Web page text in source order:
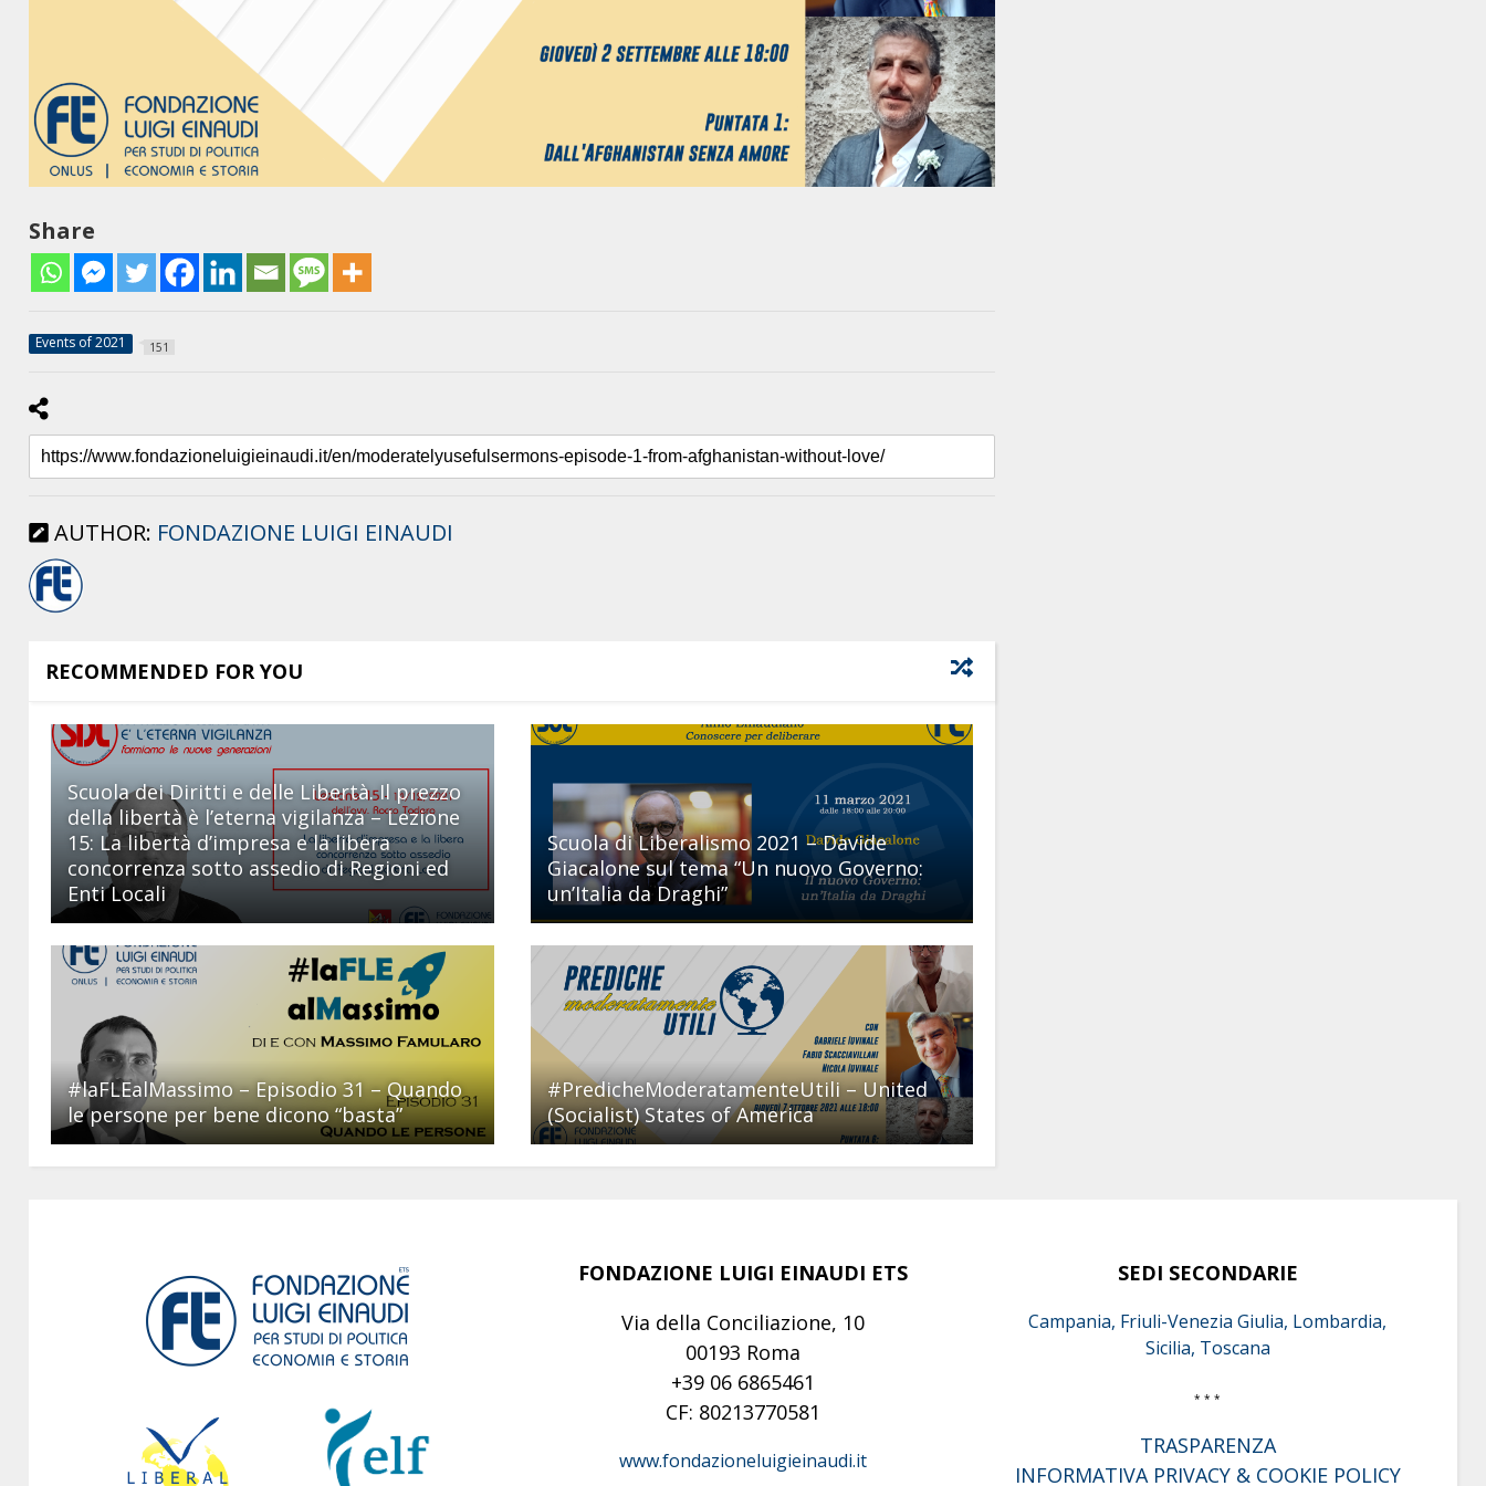
Share
Events of 2021 151
AUTHOR: FONDAZIONE LUIGI EINAUDI
RECOMMENDED FOR YOU
Scuola dei Diritti e delle Libertà. Il prezzo
della libertà è l’eterna vigilanza – Lezione
15: La libertà d’impresa e la libera
concorrenza sotto assedio di Regioni ed
Enti Locali
Scuola di Liberalismo 2021 – Davide
Giacalone sul tema “Un nuovo Governo:
un’Italia da Draghi”
#laFLEalMassimo – Episodio 31 – Quando
le persone per bene dicono “basta”
#PredicheModeratamenteUtili – United
(Socialist) States of America
FONDAZIONE LUIGI EINAUDI ETS
Via della Conciliazione, 10
00193 Roma
+39 06 6865461
CF: 80213770581
www.fondazioneluigieinaudi.it
SEDI SECONDARIE
Campania, Friuli-Venezia Giulia, Lombardia,
Sicilia, Toscana
* * *
TRASPARENZA
INFORMATIVA PRIVACY & COOKIE POLICY